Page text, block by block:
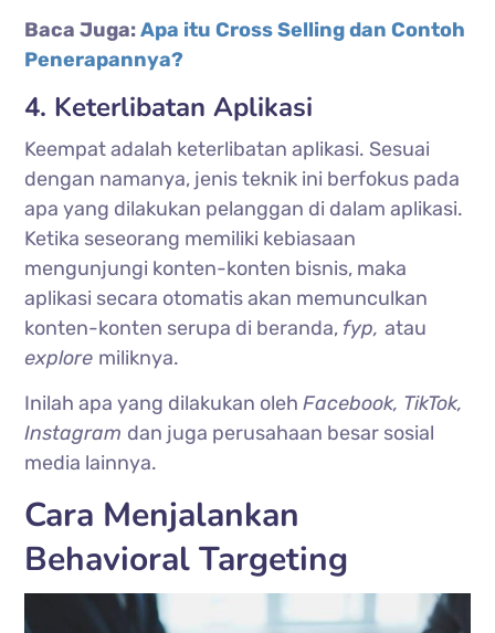
Baca Juga: Apa itu Cross Selling dan Contoh
Penerapannya?
4. Keterlibatan Aplikasi
Keempat adalah keterlibatan aplikasi. Sesuai
dengan namanya, jenis teknik ini berfokus pada
apa yang dilakukan pelanggan di dalam aplikasi.
Ketika seseorang memiliki kebiasaan
mengunjungi konten-konten bisnis, maka
aplikasi secara otomatis akan memunculkan
konten-konten serupa di beranda, fyp,atau
explore miliknya.
Inilah apa yang dilakukan olehFacebook, TikTok,
Instagram dan juga perusahaan besar sosial
media lainnya.
Cara Menjalankan
Behavioral Targeting